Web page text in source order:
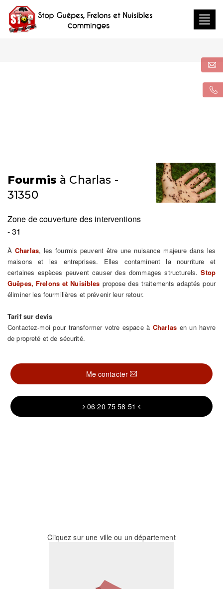
Fourmis à Charlas -
31350
Zone de couverture des interventions
- 31
À Charlas, les fourmis peuvent être une nuisance majeure dans les
maisons et les entreprises. Elles contaminent la nourriture et
certaines espèces peuvent causer des dommages structurels.Stop
Guêpes, Frelons et Nuisibles propose des traitements adaptés pour
éliminer les fourmilières et prévenir leur retour.
Tarif sur devis
Contactez-moi pour transformer votre espace àCharlas en un havre
de propreté et de sécurité.
Me contacter
06 20 75 58 51
Cliquez sur une ville ou un département